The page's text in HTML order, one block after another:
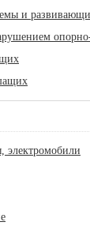
и
опорно-
электромобили